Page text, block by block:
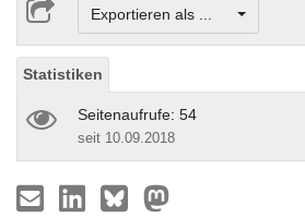
Exportieren als ...
Statistiken
Seitenaufrufe: 54
seit 10.09.2018